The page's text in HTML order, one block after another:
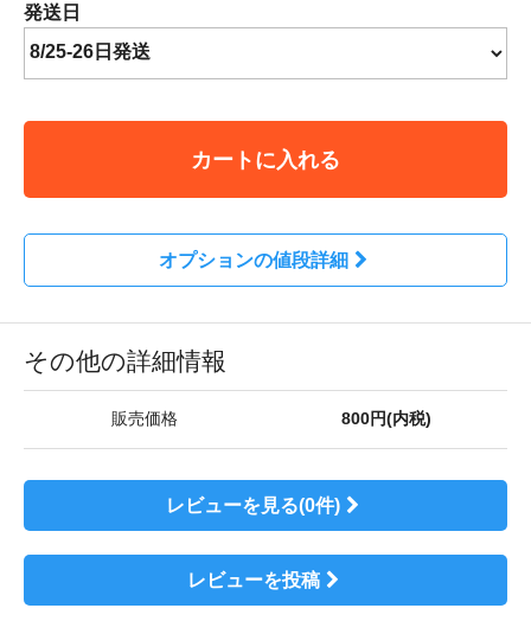
発送日
カートに入れる
オプションの値段詳細
その他の詳細情報
販売価格 800円(内税)
レビューを見る(0件)
レビューを投稿